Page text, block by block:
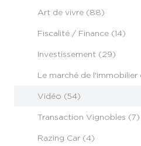
Art de vivre (88)
Fiscalité / Finance (14)
Investissement (29)
Le marché de
Vidéo (54)
Transaction Vignobles (7)
Razing Car (4)